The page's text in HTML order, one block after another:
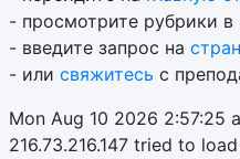
- просмотрите рубрики
- введите запрос на
- или свяжитесь с
Mon Aug 10 2026 2:57:25
216.73.216.147 tried to